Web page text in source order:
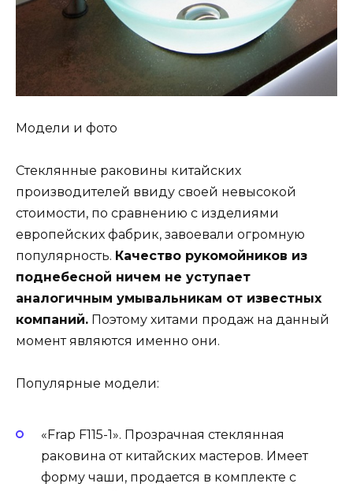
Модели и фото
Стеклянные раковины китайских
производителей ввиду своей невысокой
стоимости, по сравнению с изделиями
европейских фабрик, завоевали огромную
популярность. Качество рукомойников из
поднебесной ничем не уступает
аналогичным умывальникам от известных
компаний. Поэтому хитами продаж на данный
момент являются именно они.
Популярные модели:
«Frap F115-1». Прозрачная стеклянная
раковина от китайских мастеров. Имеет
форму чаши, продается в комплекте с